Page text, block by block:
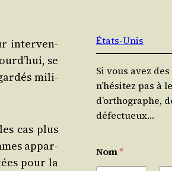
inter­ven­
se
mili­
cas plus
appar­
pour la
États-Unis
Si vous avez
n’hésitez pas à
d’orthographe,
défectueux…
Nom*